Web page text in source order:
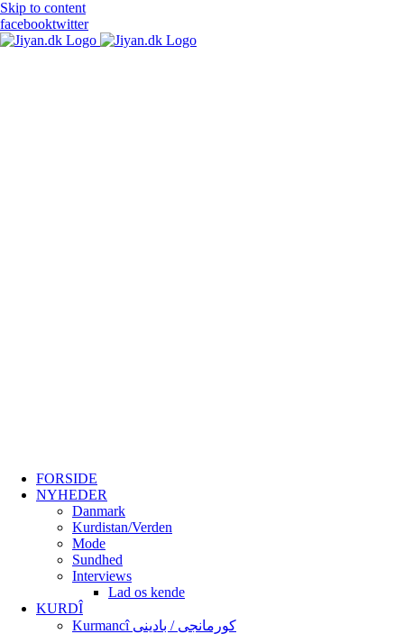
Skip to content
facebooktwitter
FORSIDE
NYHEDER
Danmark
Kurdistan/Verden
Mode
Sundhed
Interviews
Lad os kende
KURDÎ
Kurmancî کورمانجی / بادینی